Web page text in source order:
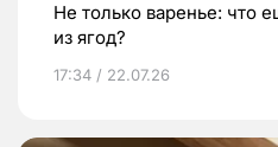
Не только варенье: что
из ягод?
17:34 / 22.07.26